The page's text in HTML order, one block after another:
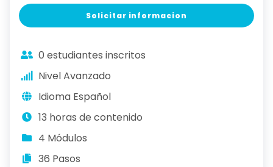
Solicitar informacion
0 estudiantes inscritos
Nivel Avanzado
Idioma Español
13 horas de contenido
4 Módulos
36 Pasos